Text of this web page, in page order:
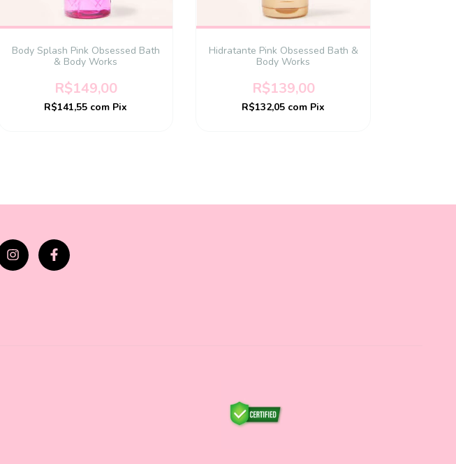
Body Splash Pink Obsessed Bath
& Body Works
R$149,00
R$141,55 com Pix
Hidratante Pink Obsessed Bath &
Body Works
R$139,00
R$132,05 com Pix